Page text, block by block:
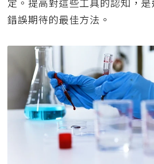
錯誤期待的最佳方法。